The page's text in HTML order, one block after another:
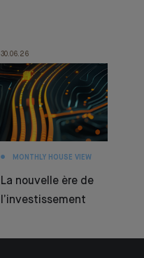
30.06.26
MONTHLY HOUSE VIEW
La nouvelle ère de
l’investissement